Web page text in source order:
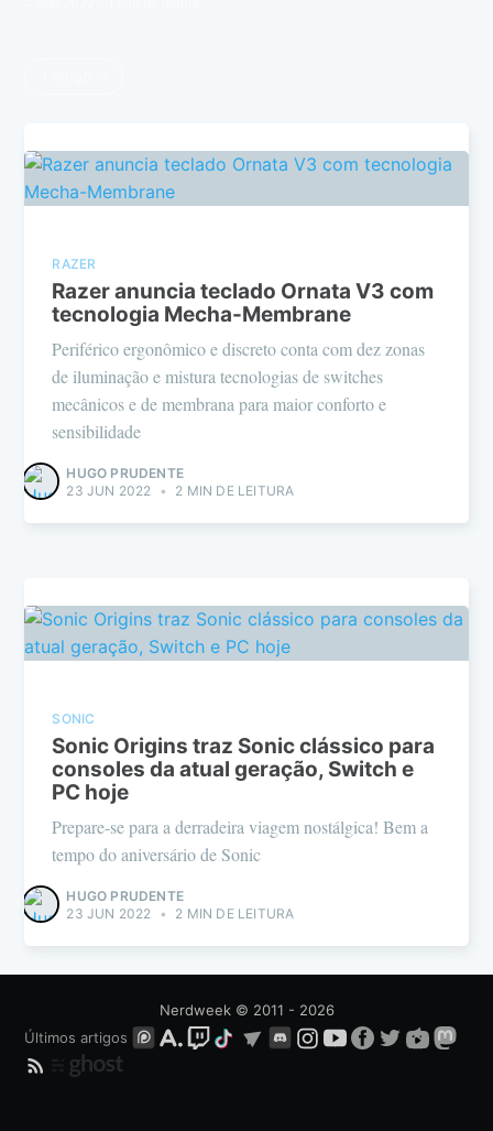
RAZER
Razer anuncia teclado Ornata V3 com
tecnologia Mecha-Membrane
Periférico ergonômico e discreto conta com dez zonas
de iluminação e mistura tecnologias de switches
mecânicos e de membrana para maior conforto e
sensibilidade
HUGO PRUDENTE
23 JUN 2022
• 2 MIN DE LEITURA
SONIC
Sonic Origins traz Sonic clássico para
consoles da atual geração, Switch e
PC hoje
Prepare-se para a derradeira viagem nostálgica! Bem a
tempo do aniversário de Sonic
HUGO PRUDENTE
23 JUN 2022
• 2 MIN DE LEITURA
Nerdweek© 2011 - 2026
Últimos artigos